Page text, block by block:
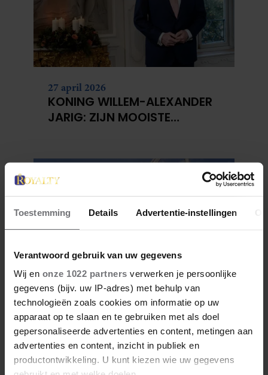
Toestemming Details Advertentie-instellingen
Verantwoord gebruik van uw gegevens
Wij en onze 1022 partners verwerken je persoonlijke
gegevens (bijv. uw IP-adres) met behulp van
technologieën zoals cookies om informatie op uw
apparaat op te slaan en te gebruiken met als doel
gepersonaliseerde advertenties en content, metingen aan
advertenties en content, inzicht in publiek en
productontwikkeling. U kunt kiezen wie uw gegevens
27 april 2026
KONING WILLEM-ALEXANDER
JARIG: ZIJN MOOISTE
27 april 2026
DOKKUM PAKT UIT VOOR
KONINGSPAAR TIJDENS
KONINGSDAG 2026